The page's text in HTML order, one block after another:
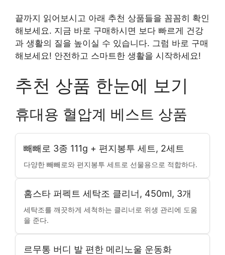
끝까지 읽어보시고 아래 추천 상품들을 꼼꼼히 확인
해보세요. 지금 바로 구매하시면 보다 빠르게 건강
과 생활의 질을 높이실 수 있습니다. 그럼 바로 구매
해보세요! 안전하고 스마트한 생활을 시작하세요!
추천 상품 한눈에 보기
휴대용 혈압계 베스트 상품
빼빼로 3종 111g + 편지봉투 세트, 2세트
다양한 빼빼로와 편지봉투 세트로 선물용으로 적합하다.
홈스타 퍼펙트 세탁조 클리너, 450ml, 3개
세탁조를 깨끗하게 세척하는 클리너로 위생 관리에 도움
을 준다.
르무통 버디 발 편한 메리노울 운동화